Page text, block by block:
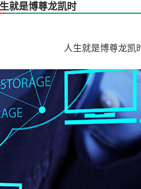
就是博尊龙凯时
人生就是博尊龙凯